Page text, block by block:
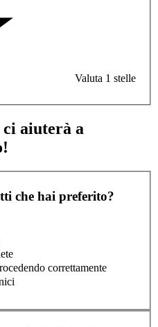
Valuta 1 stelle
aiuterà a
che hai preferito?
correttamente